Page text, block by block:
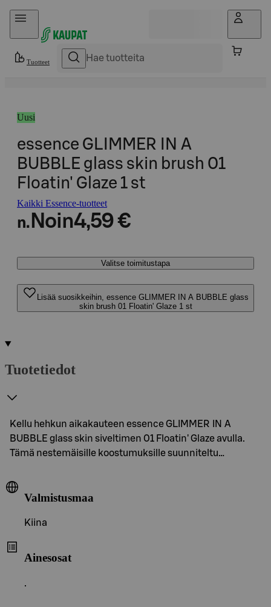
Hyppää sisältöön
Tuotteet
Uusi
essence GLIMMER IN A
BUBBLE glass skin brush 01
Floatin' Glaze 1 st
Kaikki Essence-tuotteet
n. Noin4,59 €
Valitse toimitustapa
Lisää suosikkeihin, essence GLIMMER IN A BUBBLE glass
skin brush 01 Floatin' Glaze 1 st
Tuotetiedot
Kellu hehkun aikakauteen essence GLIMMER IN A
BUBBLE glass skin siveltimen 01 Floatin' Glaze avulla.
Tämä nestemäisille koostumuksille suunniteltu…
Valmistusmaa
Kiina
Ainesosat
.